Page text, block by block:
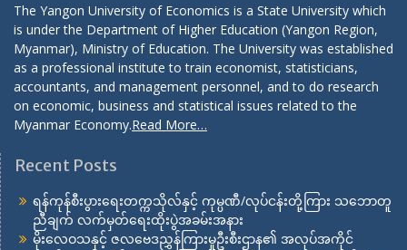
The Yangon University of Economics is a State University which
is under the Department of Higher Education (Yangon Region,
Myanmar), Ministry of Education. The University was established
as a professional institute to train economist, statisticians,
accountants, and management personnel, and to do research
on economic, business and statistical issues related to the
Myanmar Economy.Read More…
Recent Posts
ရန်ကုန်စီးပွားရေးတက္ကသိုလ်နှင့် ကုမ္ပဏီ/လုပ်ငန်းတို့ကြား သဘောတူ
ညီချက် လက်မှတ်ရေးထိုးပွဲအခမ်းအနား
မိုးလေဝသနှင့် ဇလဗေဒညွှန်ကြားမှုဦးစီးဌာန၏ အလုပ်အကိုင်